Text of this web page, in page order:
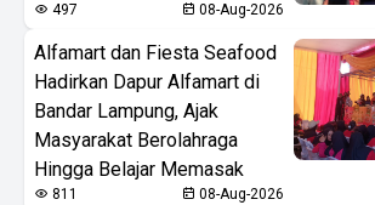
497 08-Aug-2026
Alfamart dan Fiesta Seafood
Hadirkan Dapur Alfamart di
Bandar Lampung, Ajak
Masyarakat Berolahraga
Hingga Belajar Memasak
811 08-Aug-2026